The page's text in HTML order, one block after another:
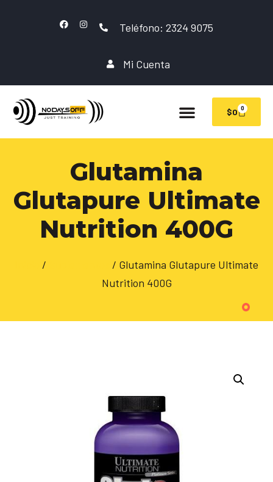
Teléfono: 2324 9075
Mi Cuenta
$0 0
Glutamina
Glutapure Ultimate
Nutrition 400G
/
/ Glutamina Glutapure Ultimate
Nutrition 400G